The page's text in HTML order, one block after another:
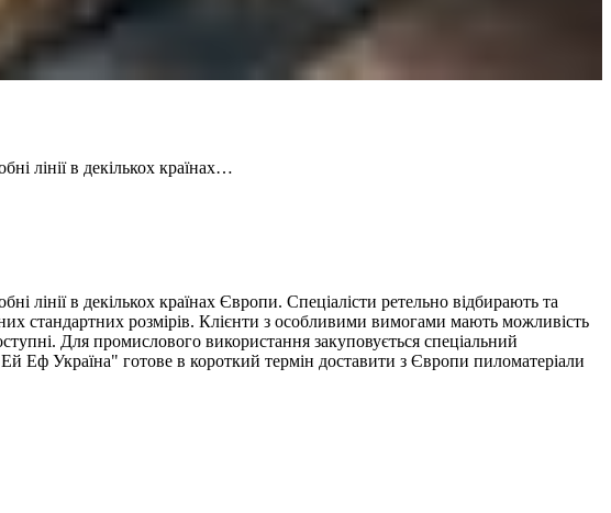
лінії в декількох країнах…
лінії в декількох країнах Європи. Спеціалісти ретельно відбирають та
стандартних розмірів. Клієнти з особливими вимогами мають можливість
Для промислового використання закуповується спеціальний
Україна" готове в короткий термін доставити з Європи пиломатеріали